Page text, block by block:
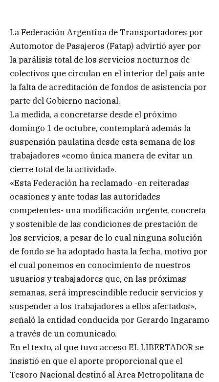
La Federación Argentina de Transportadores por
Automotor de Pasajeros (Fatap) advirtió ayer por
la parálisis total de los servicios nocturnos de
colectivos que circulan en el interior del país ante
la falta de acreditación de fondos de asistencia por
parte del Gobierno nacional.
La medida, a concretarse desde el próximo
domingo 1 de octubre, contemplará además la
suspensión paulatina desde esta semana de los
trabajadores «como única manera de evitar un
cierre total de la actividad».
«Esta Federación ha reclamado -en reiteradas
ocasiones y ante todas las autoridades
competentes- una modificación urgente, concreta
y sostenible de las condiciones de prestación de
los servicios, a pesar de lo cual ninguna solución
de fondo se ha adoptado hasta la fecha, motivo por
el cual ponemos en conocimiento de nuestros
usuarios y trabajadores que, en las próximas
semanas, será imprescindible reducir servicios y
suspender a los trabajadores a ellos afectados»,
señaló la entidad conducida por Gerardo Ingaramo
a través de un comunicado.
En el texto, al que tuvo acceso EL LIBERTADOR se
insistió en que el aporte proporcional que el
Tesoro Nacional destinó al Área Metropolitana de